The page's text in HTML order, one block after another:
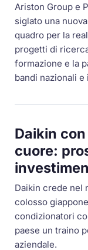
Ariston Group e
siglato una
quadro per la
progetti di
formazione e la
bandi nazionali
Daikin
cuore:
Daikin crede nel
colosso
condizionatori
paese un traino
aziendale.